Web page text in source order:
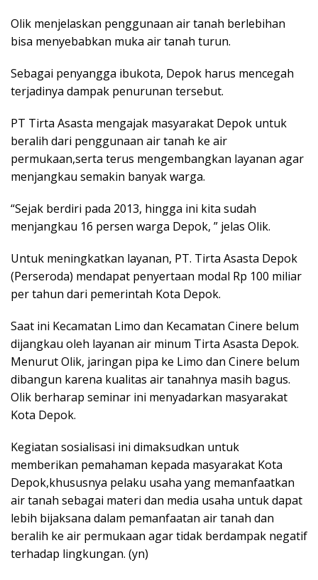
Olik menjelaskan penggunaan air tanah berlebihan
bisa menyebabkan muka air tanah turun.
Sebagai penyangga ibukota, Depok harus mencegah
terjadinya dampak penurunan tersebut.
PT Tirta Asasta mengajak masyarakat Depok untuk
beralih dari penggunaan air tanah ke air
permukaan,serta terus mengembangkan layanan agar
menjangkau semakin banyak warga.
“Sejak berdiri pada 2013, hingga ini kita sudah
menjangkau 16 persen warga Depok, ” jelas Olik.
Untuk meningkatkan layanan, PT. Tirta Asasta Depok
(Perseroda) mendapat penyertaan modal Rp 100 miliar
per tahun dari pemerintah Kota Depok.
Saat ini Kecamatan Limo dan Kecamatan Cinere belum
dijangkau oleh layanan air minum Tirta Asasta Depok.
Menurut Olik, jaringan pipa ke Limo dan Cinere belum
dibangun karena kualitas air tanahnya masih bagus.
Olik berharap seminar ini menyadarkan masyarakat
Kota Depok.
Kegiatan sosialisasi ini dimaksudkan untuk
memberikan pemahaman kepada masyarakat Kota
Depok,khususnya pelaku usaha yang memanfaatkan
air tanah sebagai materi dan media usaha untuk dapat
lebih bijaksana dalam pemanfaatan air tanah dan
beralih ke air permukaan agar tidak berdampak negatif
terhadap lingkungan. (yn)